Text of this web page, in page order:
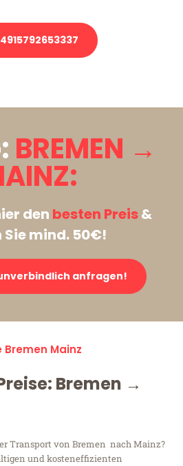
BREMEN →
den besten Preis&
Sie mind. 50€!
anfragen!
Mainz
Bremen →
Transport von Bremen nach Mainz?
und kosteneffizienten